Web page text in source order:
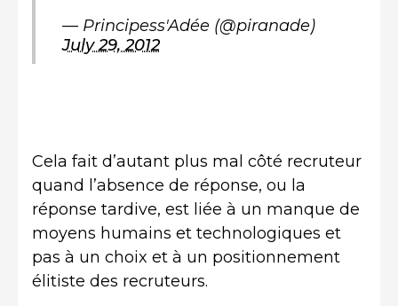
— Principess'Adée (@piranade)
July 29, 2012
Cela fait d’autant plus mal côté recruteur
quand l’absence de réponse, ou la
réponse tardive, est liée à un manque de
moyens humains et technologiques et
pas à un choix et à un positionnement
élitiste des recruteurs.